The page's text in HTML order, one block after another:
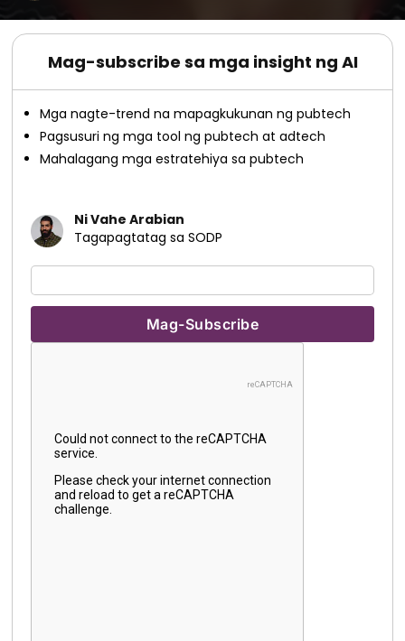
Mag-subscribe sa mga insight ng AI
Mga nagte-trend na mapagkukunan ng pubtech
Pagsusuri ng mga tool ng pubtech at adtech
Mahalagang mga estratehiya sa pubtech
Ni Vahe Arabian
Tagapagtatag sa SODP